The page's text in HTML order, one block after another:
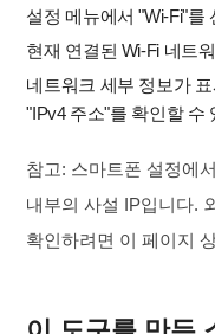
설정 메뉴에서 "Wi-Fi"를
현재 연결된 Wi-Fi 네트
네트워크 세부 정보가
"IPv4 주소"를 확인할 수
참고: 스마트폰 설정에
내부의 사설 IP입니다.
확인하려면 이 페이지